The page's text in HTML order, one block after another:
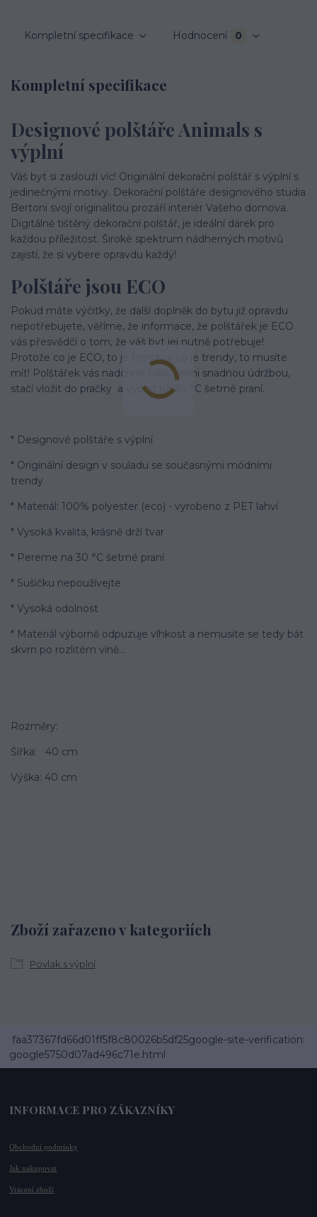
Kompletní specifikace Hodnocení 0
Kompletní specifikace
Designové polštáře Animals s
výplní
Váš byt si zaslouží víc! Originální dekorační polštář s výplní s
jedinečnými motivy. Dekorační polštáře designového studia
Bertoni svojí originalitou prozáří interiér Vašeho domova.
Digitálně tištěný dekorační polštář, je ideální dárek pro
každou příležitost. Široké spektrum nádherných motivů
zajistí, že si vybere opravdu každý!
Polštáře jsou ECO
Pokud máte výčitky, že další doplněk do bytu již opravdu
nepotřebujete, věříme, že informace, že polštářek je ECO
vás přesvědčí o tom, že váš byt jej nutně potřebuje!
Protože co je ECO, to je trendy a co je trendy, to musíte
mít! Polštářek vás nadchne také velmi snadnou údržbou,
stačí vložit do pračky a vyprat na 30 °C šetrné praní.
* Designové polštáře s výplní
* Originální design v souladu se současnými módními
trendy
* Materiál: 100% polyester (eco) - vyrobeno z PET lahví
* Vysoká kvalita, krásně drží tvar
* Pereme na 30 °C šetrné praní
* Sušičku nepoužívejte
* Vysoká odolnost
* Materiál výborně odpuzuje vlhkost a nemusíte se tedy bát
skvrn po rozlitém víně...
Rozměry:
Šířka: 40 cm
Výška: 40 cm
Zboží zařazeno v kategoriích
Povlak s výplní
faa37367fd66d01ff5f8c80026b5df25google-site-verification:
google5750d07ad496c71e.html
INFORMACE PRO ZÁKAZNÍKY
Obchodní podmínky
Jak nakupovat
Vrácení zboží